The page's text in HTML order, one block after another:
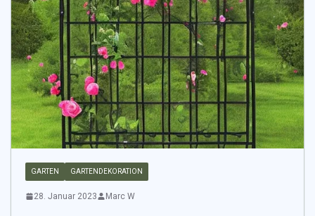
GARTEN GARTENDEKORATION
28. Januar 2023 Marc W